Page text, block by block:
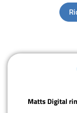
Matts Digital